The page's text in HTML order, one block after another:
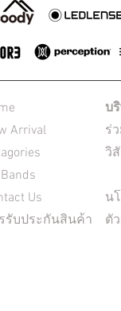
Arrival
Us
รับประกันสินค้า
บ
ร่
วิ
น
ตั